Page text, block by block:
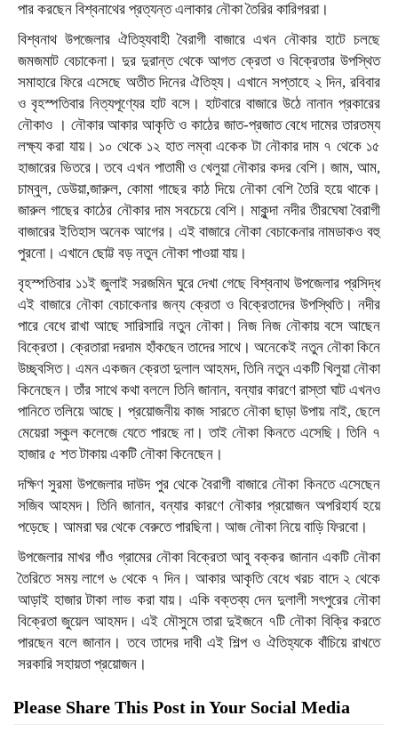
পার করছেন বিশ্বনাথের প্রত্যন্ত এলাকার নৌকা তৈরির কারিগররা।
বিশ্বনাথ উপজেলার ঐতিহ্যবাহী বৈরাগী বাজারে এখন নৌকার হাটে চলছে
জমজমাট বেচাকেনা। দুর দুরান্ত থেকে আগত ক্রেতা ও বিক্রেতার উপস্থিত
সমাহারে ফিরে এসেছে অতীত দিনের ঐতিহ্য। এখানে সপ্তাহে ২ দিন, রবিবার
ও বৃহস্পতিবার নিত্যপূণ্যের হাট বসে। হাটবারে বাজারে উঠে নানান প্রকারের
নৌকাও । নৌকার আকার আকৃতি ও কাঠের জাত-প্রজাত বেধে দামের তারতম্য
লক্ষ্য করা যায়। ১০ থেকে ১২ হাত লম্বা একেক টা নৌকার দাম ৭ থেকে ১৫
হাজারের ভিতরে। তবে এখন পাতামী ও খেলুয়া নৌকার কদর বেশি। জাম, আম,
চাম্বুল, ডেউয়া,জারুল, কোমা গাছের কাঠ দিয়ে নৌকা বেশি তৈরি হয়ে থাকে।
জারুল গাছের কাঠের নৌকার দাম সবচেয়ে বেশি। মাকুন্দা নদীর তীরঘেষা বৈরাগী
বাজারের ইতিহাস অনেক আগের। এই বাজারে নৌকা বেচাকেনার নামডাকও বহু
পুরনো। এখানে ছোট্ট বড় নতুন নৌকা পাওয়া যায়।
বৃহস্পতিবার ১১ই জুলাই সরজমিন ঘুরে দেখা গেছে বিশ্বনাথ উপজেলার প্রসিদ্ধ
এই বাজারে নৌকা বেচাকেনার জন্য ক্রেতা ও বিক্রেতাদের উপস্থিতি। নদীর
পারে বেধে রাখা আছে সারিসারি নতুন নৌকা। নিজ নিজ নৌকায় বসে আছেন
বিক্রেতা। ক্রেতারা দরদাম হাঁকছেন তাদের সাথে। অনেকেই নতুন নৌকা কিনে
উচ্ছ্বসিত। এমন একজন ক্রেতা দুলাল আহমদ, তিনি নতুন একটি খিলুয়া নৌকা
কিনেছেন। তাঁর সাথে কথা বললে তিনি জানান, বন্যার কারণে রাস্তা ঘাট এখনও
পানিতে তলিয়ে আছে। প্রয়োজনীয় কাজ সারতে নৌকা ছাড়া উপায় নাই, ছেলে
মেয়েরা স্কুল কলেজে যেতে পারছে না। তাই নৌকা কিনতে এসেছি। তিনি ৭
হাজার ৫ শত টাকায় একটি নৌকা কিনেছেন।
দক্ষিণ সুরমা উপজেলার দাউদ পুর থেকে বৈরাগী বাজারে নৌকা কিনতে এসেছেন
সজিব আহমদ। তিনি জানান, বন্যার কারণে নৌকার প্রয়োজন অপরিহার্য হয়ে
পড়েছে। আমরা ঘর থেকে বেরুতে পারছিনা। আজ নৌকা নিয়ে বাড়ি ফিরবো।
উপজেলার মাখর গাঁও গ্রামের নৌকা বিক্রেতা আবু বক্কর জানান একটি নৌকা
তৈরিতে সময় লাগে ৬ থেকে ৭ দিন। আকার আকৃতি বেধে খরচ বাদে ২ থেকে
আড়াই হাজার টাকা লাভ করা যায়। একি বক্তব্য দেন দুলালী সৎপুরের নৌকা
বিক্রেতা জুয়েল আহমদ। এই মৌসুমে তারা দুইজনে ৭টি নৌকা বিক্রি করতে
পারছেন বলে জানান। তবে তাদের দাবী এই শিল্প ও ঐতিহ্যকে বাঁচিয়ে রাখতে
সরকারি সহায়তা প্রয়োজন।
Please Share This Post in Your Social Media